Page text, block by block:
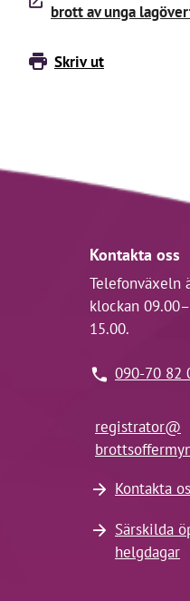
brott av unga
Skriv ut
Kontakta oss
Telefonväxeln
klockan
15.00.
090-70 82
registrator@
Kontakta
Särskilda
helgdagar